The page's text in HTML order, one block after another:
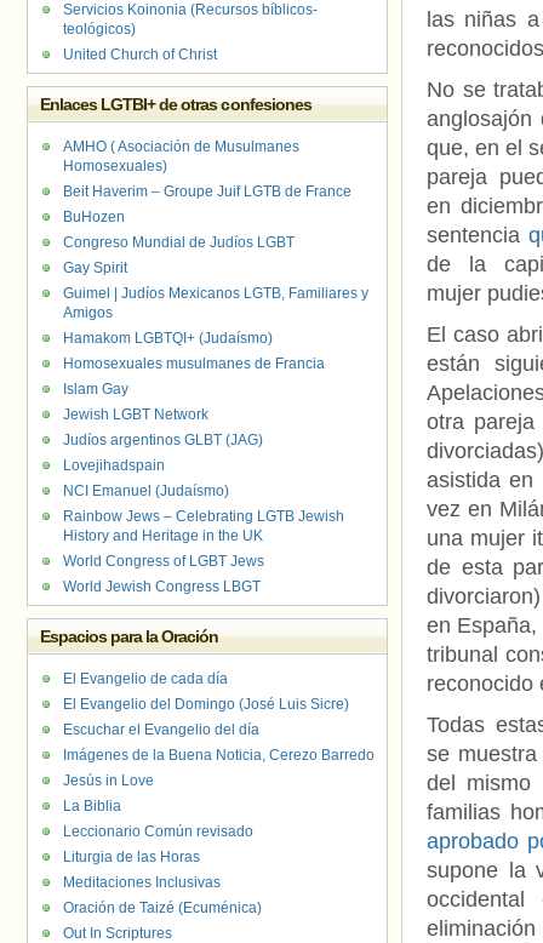
las niñas
No se
anglosajón
que, en el
pareja
en
sentencia
de la
mujer
El caso
están
otra
asistida
vez en
una mujer
de esta
en
tribunal
reconocido
Todas
se
del mismo
familias
aprobado
supone la
Servicios Koinonia (Recursos bíblicos-
teológicos)
United Church of Christ
Enlaces LGTBI+ de otras confesiones
AMHO ( Asociación de Musulmanes
Homosexuales)
Beit Haverim – Groupe Juif LGTB de France
BuHozen
Congreso Mundial de Judíos LGBT
Gay Spirit
Guimel | Judíos Mexicanos LGTB, Familiares y
Amigos
Hamakom LGBTQI+ (Judaísmo)
Homosexuales musulmanes de Francia
Islam Gay
Jewish LGBT Network
Judíos argentinos GLBT (JAG)
Lovejihadspain
NCI Emanuel (Judaísmo)
Rainbow Jews – Celebrating LGTB Jewish
History and Heritage in the UK
World Congress of LGBT Jews
World Jewish Congress LBGT
Espacios para la Oración
El Evangelio de cada día
El Evangelio del Domingo (José Luis Sicre)
Escuchar el Evangelio del día
Imágenes de la Buena Noticia, Cerezo Barredo
Jesús in Love
La Biblia
Leccionario Común revisado
Liturgia de las Horas
Meditaciones Inclusivas
Oración de Taizé (Ecuménica)
Out In Scriptures